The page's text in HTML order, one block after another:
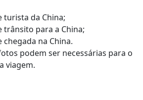
da China;
para a China;
na China.
podem ser necessárias para o
viagem.